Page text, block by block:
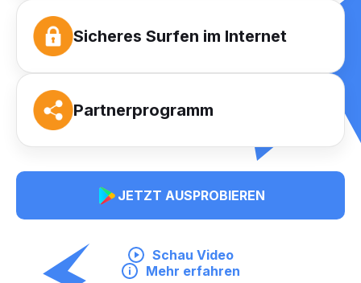
Sicheres Surfen im Internet
Partnerprogramm
JETZT AUSPROBIEREN
Schau Video
Mehr erfahren